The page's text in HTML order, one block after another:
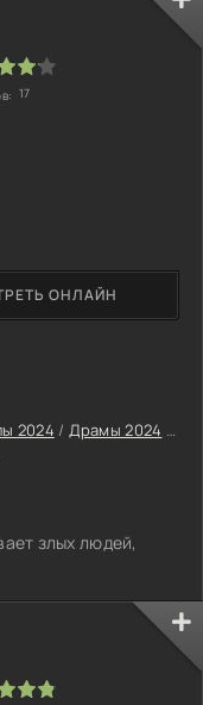
2024 / Драмы 2024
злых людей,
ОНЛАЙН
17